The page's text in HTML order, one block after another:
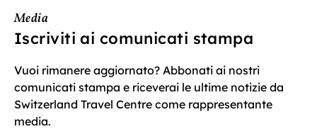
Media
Iscriviti ai comunicati stampa
Vuoi rimanere aggiornato? Abbonati ai nostri
comunicati stampa e riceverai le ultime notizie da
Switzerland Travel Centre come rappresentante
media.